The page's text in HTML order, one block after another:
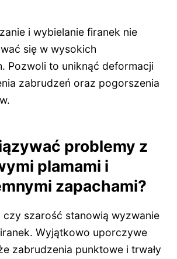
i wybielanie firanek nie
się w wysokich
Pozwoli to uniknąć deformacji
zabrudzeń oraz pogorszenia
problemy z
plamami i
zapachami?
czy szarość stanowią wyzwanie
Wyjątkowo uporczywe
zabrudzenia punktowe i trwały